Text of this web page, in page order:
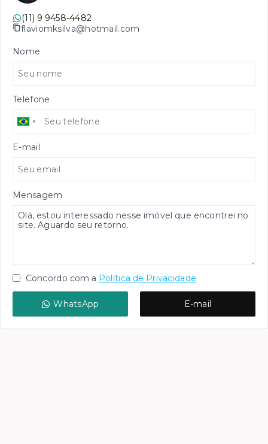
(11) 9 9458-4482
flaviomksilva@hotmail.com
Nome
Telefone
E-mail
Mensagem
Concordo com a Política de Privacidade
WhatsApp E-mail